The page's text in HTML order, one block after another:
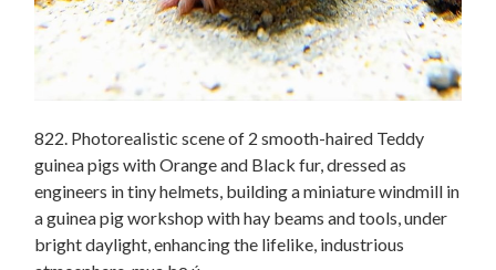
822. Photorealistic scene of 2 smooth-haired Teddy
guinea pigs with Orange and Black fur, dressed as
engineers in tiny helmets, building a miniature windmill in
a guinea pig workshop with hay beams and tools, under
bright daylight, enhancing the lifelike, industrious